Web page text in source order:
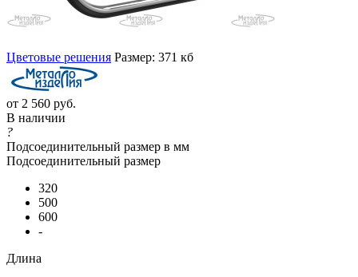
Цветовые решения Размер: 371 кб
от 2 560 руб.
В наличии
?
Подсоединительный размер в мм
Подсоединительный размер
320
500
600
-
Длина